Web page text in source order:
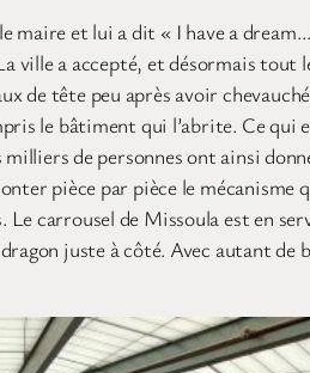
et lui a dit « I have a
ville a accepté, et désormais
tête peu après avoir
le bâtiment qui l’abrite. Ce qui
de personnes ont ainsi
pièce par pièce le mécanisme
carrousel de Missoula est en
juste à côté. Avec autant